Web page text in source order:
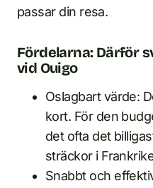
passar din resa.
Fördelarna: Därför
vid Ouigo
Oslagbart värde:
kort. För den
det ofta det
sträckor i
Snabbt och